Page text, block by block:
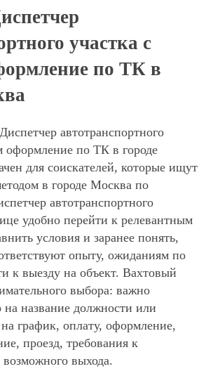
участка с
по ТК в
автотранспортного
оформление по ТК в городе
для соискателей, которые ищут
в городе Москва по
автотранспортного
удобно перейти к релевантным
условия и заранее понять,
опыту, ожиданиям по
к выезду на объект. Вахтовый
выбора: важно
на название должности или
график, оплату, оформление,
проезд, требования к
выхода.